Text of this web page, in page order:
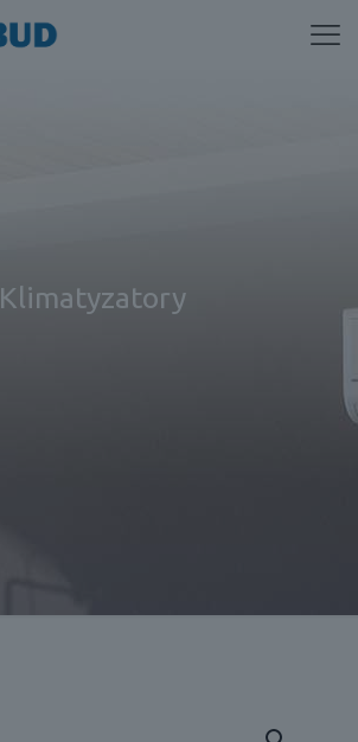
Klimatyzatory